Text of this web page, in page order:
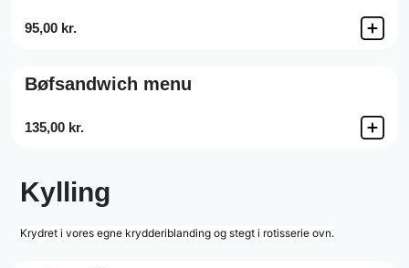
95,00 kr.
Bøfsandwich menu
135,00 kr.
Kylling
Krydret i vores egne krydderiblanding og stegt i rotisserie ovn.